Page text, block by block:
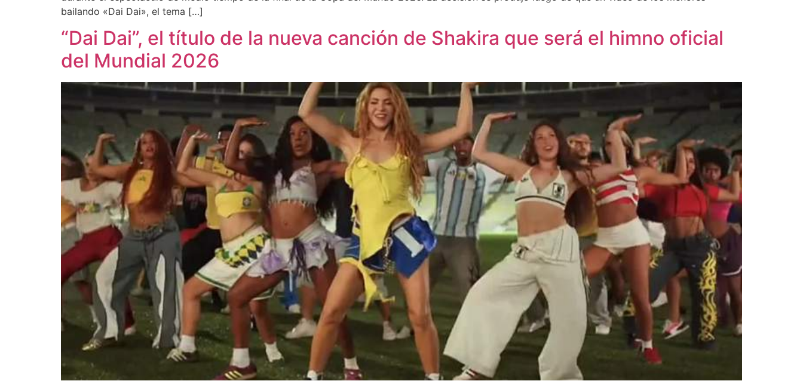
bailando «Dai Dai», el tema […]
“Dai Dai”, el título de la nueva canción de Shakira que será el himno oficial
del Mundial 2026